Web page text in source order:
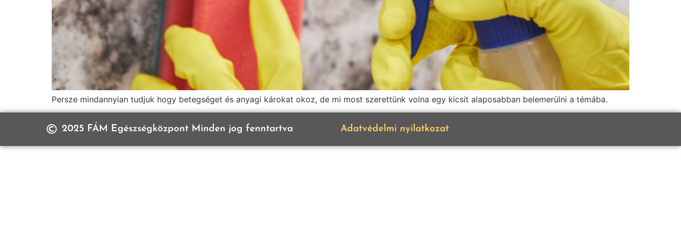
Persze mindannyian tudjuk hogy betegséget és anyagi károkat okoz, de mi most szerettünk volna egy kicsit alaposabban belemerülni a témába.
2025 FÁM Egészségközpont Minden jog fenntartva Adatvédelmi nyilatkozat